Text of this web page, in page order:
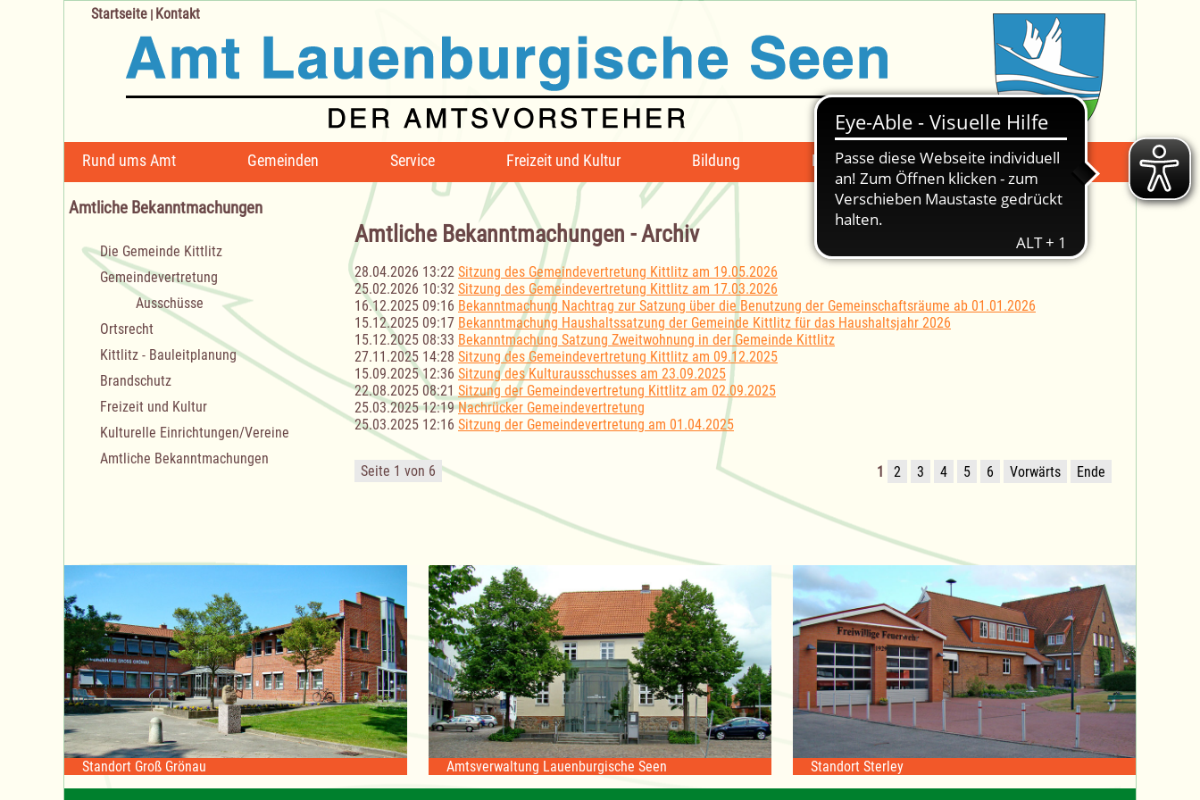
Navigation
überspringen
Rund ums Amt Gemeinden Service Freizeit und Kultur Bildung Mängelmeldung Suche -
Startseite | Kontakt
Amtliche Bekanntmachungen - Archiv
28.04.2026 13:22 Sitzung des Gemeindevertretung Kittlitz am 19.05.2026
25.02.2026 10:32 Sitzung des Gemeindevertretung Kittlitz am 17.03.2026
16.12.2025 09:16 Bekanntmachung Nachtrag zur Satzung über die Benutzung der Gemeinschaftsräume ab 01.01.2026
15.12.2025 09:17 Bekanntmachung Haushaltssatzung der Gemeinde Kittlitz für das Haushaltsjahr 2026
15.12.2025 08:33 Bekanntmachung Satzung Zweitwohnung in der Gemeinde Kittlitz
27.11.2025 14:28 Sitzung des Gemeindevertretung Kittlitz am 09.12.2025
15.09.2025 12:36 Sitzung des Kulturausschusses am 23.09.2025
22.08.2025 08:21 Sitzung der Gemeindevertretung Kittlitz am 02.09.2025
25.03.2025 12:19 Nachrücker Gemeindevertretung
25.03.2025 12:16 Sitzung der Gemeindevertretung am 01.04.2025
Seite 1 von 6 1 2 3 4 5 6 Vorwärts Ende
Amtliche Bekanntmachungen
Navigation
überspringen
Die Gemeinde Kittlitz
Gemeindevertretung
Ausschüsse
Ortsrecht
Kittlitz - Bauleitplanung
Brandschutz
Freizeit und Kultur
Kulturelle Einrichtungen/Vereine
Amtliche Bekanntmachungen
Standort Groß Grönau Amtsverwaltung Lauenburgische Seen Standort Sterley